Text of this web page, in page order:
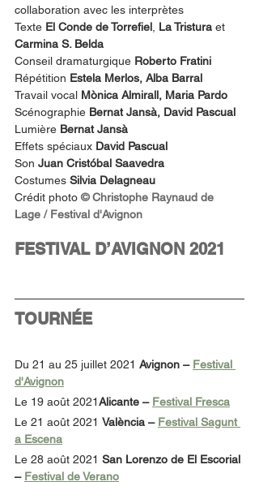
collaboration avec les interprètes
Texte El Conde de Torrefiel La Tristura et
Carmina S. Belda
Conseil dramaturgique Roberto Fratini
Répétition Estela Merlos, Alba Barral
Travail vocal Mònica Almirall, Maria Pardo
Scénographie Bernat Jansà, David Pascual
Lumière Bernat Jansà
Effets spéciaux David Pascual
Son Juan Cristóbal Saavedra
Costumes Silvia Delagneau
Crédit photo © Christophe Raynaud de
Lage / Festival d'Avignon
FESTIVAL D’AVIGNON 2021
TOURNÉE
Du 21 au 25 juillet 2021 Avignon – Festival
d'Avignon
Le 19 août 2021Alicante – Festival Fresca
Le 21 août 2021 València – Festival Sagunt
a Escena
Le 28 août 2021 San Lorenzo de El Escorial
– Festival de Verano